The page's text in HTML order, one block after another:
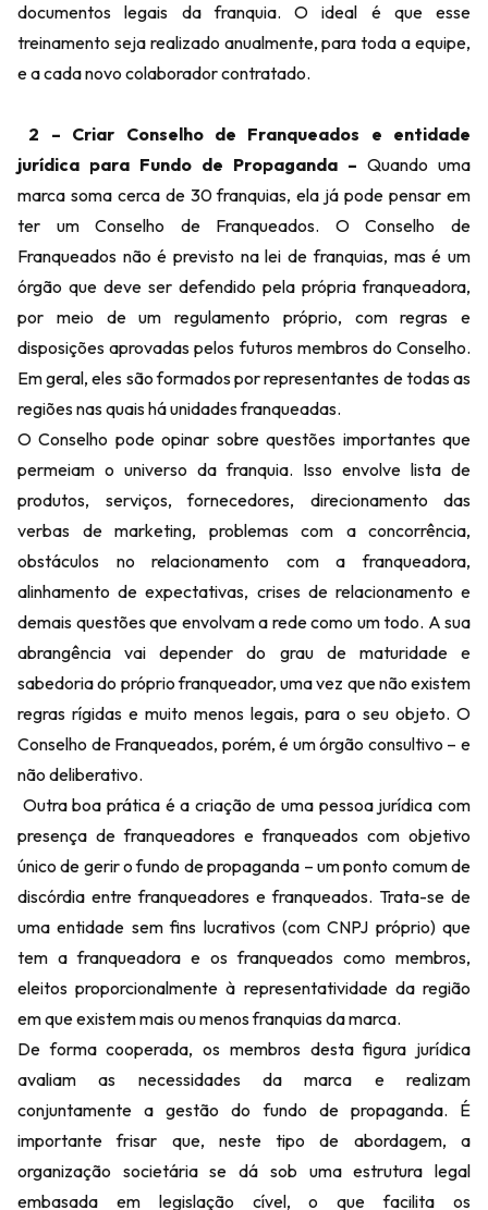
documentos legais da franquia. O ideal é que esse
treinamento seja realizado anualmente, para toda a equipe,
e a cada novo colaborador contratado.
2 – Criar Conselho de Franqueados e entidade
jurídica para Fundo de Propaganda – Quando uma
marca soma cerca de 30 franquias, ela já pode pensar em
ter um Conselho de Franqueados. O Conselho de
Franqueados não é previsto na lei de franquias, mas é um
órgão que deve ser defendido pela própria franqueadora,
por meio de um regulamento próprio, com regras e
disposições aprovadas pelos futuros membros do Conselho.
Em geral, eles são formados por representantes de todas as
regiões nas quais há unidades franqueadas.
O Conselho pode opinar sobre questões importantes que
permeiam o universo da franquia. Isso envolve lista de
produtos, serviços, fornecedores, direcionamento das
verbas de marketing, problemas com a concorrência,
obstáculos no relacionamento com a franqueadora,
alinhamento de expectativas, crises de relacionamento e
demais questões que envolvam a rede como um todo. A sua
abrangência vai depender do grau de maturidade e
sabedoria do próprio franqueador, uma vez que não existem
regras rígidas e muito menos legais, para o seu objeto. O
Conselho de Franqueados, porém, é um órgão consultivo – e
não deliberativo.
Outra boa prática é a criação de uma pessoa jurídica com
presença de franqueadores e franqueados com objetivo
único de gerir o fundo de propaganda – um ponto comum de
discórdia entre franqueadores e franqueados. Trata-se de
uma entidade sem fins lucrativos (com CNPJ próprio) que
tem a franqueadora e os franqueados como membros,
eleitos proporcionalmente à representatividade da região
em que existem mais ou menos franquias da marca.
De forma cooperada, os membros desta figura jurídica
avaliam as necessidades da marca e realizam
conjuntamente a gestão do fundo de propaganda. É
importante frisar que, neste tipo de abordagem, a
organização societária se dá sob uma estrutura legal
embasada em legislação cível, o que facilita os